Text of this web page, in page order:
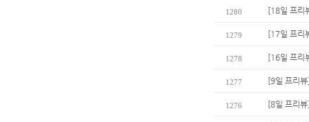
1280 [18일 프리
1279 [17일 프리
1278 [16일 프리
1277 [9일 프리
1276 [8일 프리